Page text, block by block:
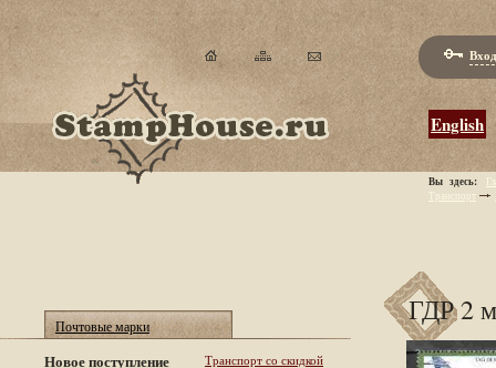
English
Вы здесь:
Транспорт
Почтовые марки
Новое поступление
Транспорт со скидкой
ГДР 2